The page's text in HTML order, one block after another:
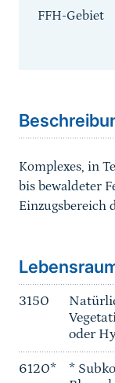
FFH-Gebiet
Komplexes, in
bis bewaldeter
Einzugsbereich
3150
oder
6120*
*